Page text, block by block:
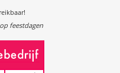
feestdagen